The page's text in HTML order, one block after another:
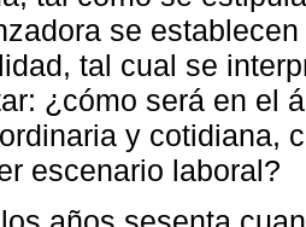
se
tal cual se
¿cómo será en el
y cotidiana,
escenario laboral?